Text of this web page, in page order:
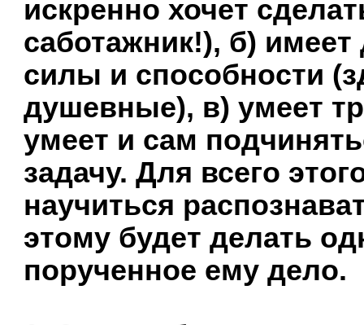
искренно хочет
саботажник!), б)
силы и способности
душевные), в) умеет
умеет и сам
задачу. Для всего
научиться
этому будет делать
порученное ему дело.